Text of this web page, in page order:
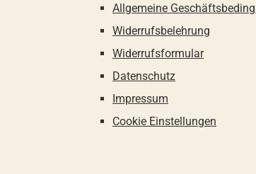
Allgemeine
Widerrufsbelehrung
Widerrufsformular
Datenschutz
Impressum
Cookie Einstellungen